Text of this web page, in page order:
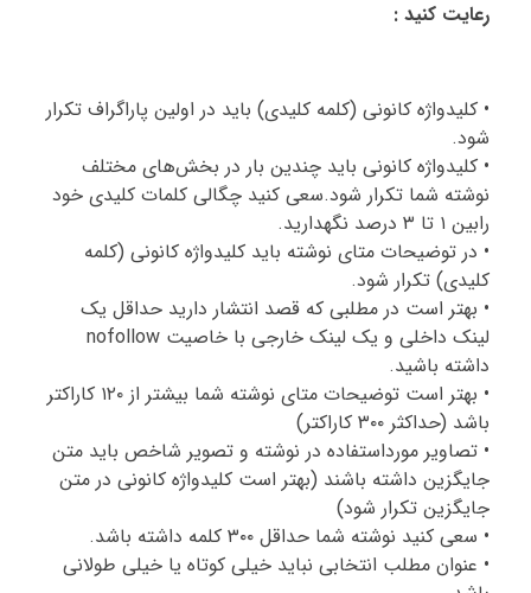
رعایت کنید :
• کلیدواژه کانونی (کلمه کلیدی) باید در اولین پاراگراف تکرار
شود.
• کلیدواژه کانونی باید چندین بار در بخش‌های مختلف
نوشته شما تکرار شود.سعی کنید چگالی کلمات کلیدی خود
رابین ۱ تا ۳ درصد نگهدارید.
• در توضیحات متای نوشته باید کلیدواژه کانونی (کلمه
کلیدی) تکرار شود.
• بهتر است در مطلبی که قصد انتشار دارید حداقل یک
لینک داخلی و یک لینک خارجی با خاصیت nofollow
داشته باشید.
• بهتر است توضیحات متای نوشته شما بیشتر از ۱۲۰ کاراکتر
باشد (حداکثر ۳۰۰ کاراکتر)
• تصاویر مورداستفاده در نوشته و تصویر شاخص باید متن
جایگزین داشته باشند (بهتر است کلیدواژه کانونی در متن
جایگزین تکرار شود)
• سعی کنید نوشته شما حداقل ۳۰۰ کلمه داشته باشد.
• عنوان مطلب انتخابی نباید خیلی کوتاه یا خیلی طولانی